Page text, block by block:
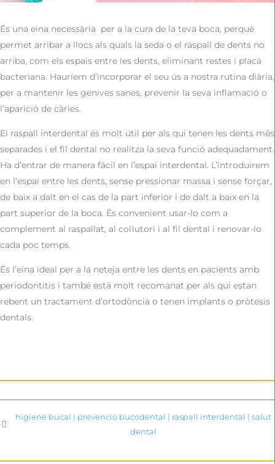
És una eina necessària per a la cura de la teva boca, perquè
permet arribar a llocs als quals la seda o el raspall de dents no
arriba, com els espais entre les dents, eliminant restes i placa
bacteriana. Hauríem d’incorporar el seu ús a nostra rutina diària,
per a mantenir les genives sanes, prevenir la seva inflamació o
l’aparició de càries.
El raspall interdental és molt útil per als qui tenen les dents més
separades i el fil dental no realitza la seva funció adequadament.
Ha d’entrar de manera fàcil en l’espai interdental. L’introduirem
en l’espai entre les dents, sense pressionar massa i sense forçar,
de baix a dalt en el cas de la part inferior i de dalt a baix en la
part superior de la boca. És convenient usar-lo com a
complement al raspallat, al col·lutori i al fil dental i renovar-lo
cada poc temps.
És l’eina ideal per a la neteja entre les dents en pacients amb
periodontitis i també està molt recomanat per als qui estan
rebent un tractament d’ortodòncia o tenen implants o pròtesis
dentals.
higiene bucal | prevencio bucodental | raspall interdental | salut
dental